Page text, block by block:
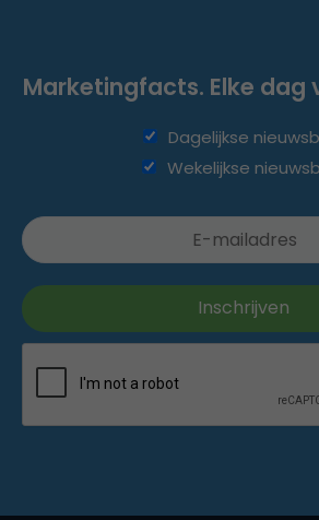
Marketingfacts. Elke dag
Dagelijkse
Wekelijkse